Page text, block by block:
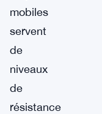
mobiles
servent
de
niveaux
de
résistance